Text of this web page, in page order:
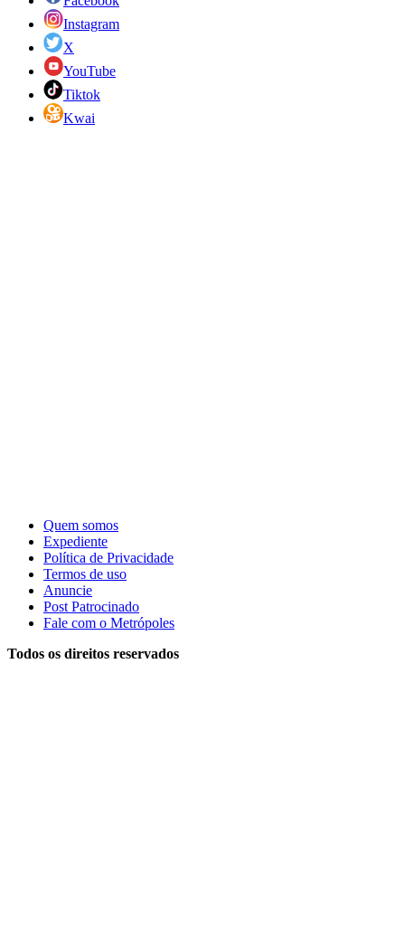
Instagram
X
YouTube
Tiktok
Kwai
Quem somos
Expediente
Política de Privacidade
Termos de uso
Anuncie
Post Patrocinado
Fale com o Metrópoles
Todos os direitos reservados